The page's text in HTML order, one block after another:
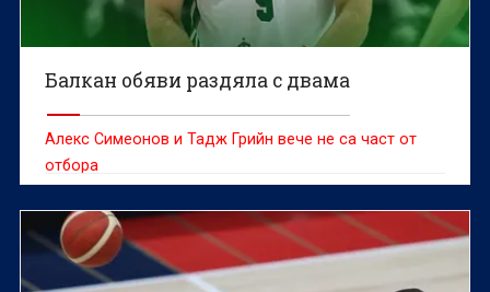
Балкан обяви раздяла с двама
Алекс Симеонов и Тадж Грийн вече не са част от
отбора